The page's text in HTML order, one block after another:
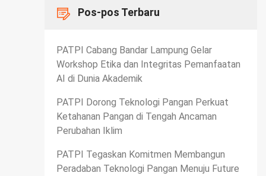
Pos-pos Terbaru
PATPI Cabang Bandar Lampung Gelar
Workshop Etika dan Integritas Pemanfaatan
AI di Dunia Akademik
PATPI Dorong Teknologi Pangan Perkuat
Ketahanan Pangan di Tengah Ancaman
Perubahan Iklim
PATPI Tegaskan Komitmen Membangun
Peradaban Teknologi Pangan Menuju Future